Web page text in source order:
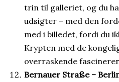
trin til galleriet, og du
udsigter – med den
med i billedet, fordi du
Krypten med de
overraskende
Bernauer Straße –